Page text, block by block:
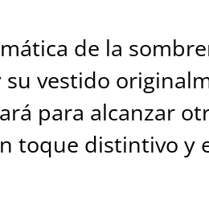
de la
vestido
para alcanzar
toque distintivo y